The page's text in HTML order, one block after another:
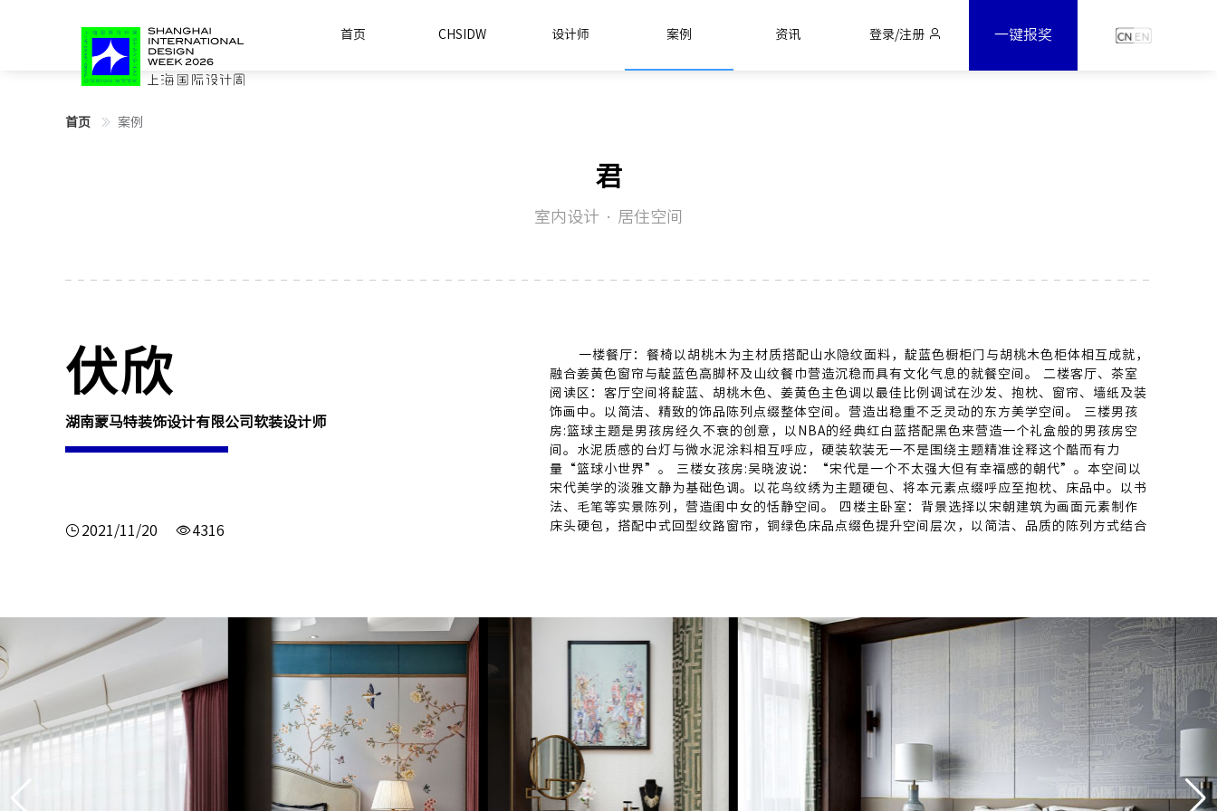
首页 CHSIDW 设计师 案例 资讯 登录/注册 一键报奖
首页 案例
君
室内设计 · 居住空间
伏欣
湖南蒙马特装饰设计有限公司软装设计师
2021/11/20 4316
一楼餐厅：餐椅以胡桃木为主材质搭配山水隐纹面料，靛蓝色橱柜门与胡桃木色柜体相互成就，
融合姜黄色窗帘与靛蓝色高脚杯及山纹餐巾营造沉稳而具有文化气息的就餐空间。 二楼客厅、茶室
阅读区：客厅空间将靛蓝、胡桃木色、姜黄色主色调以最佳比例调试在沙发、抱枕、窗帘、墙纸及装
饰画中。以简洁、精致的饰品陈列点缀整体空间。营造出稳重不乏灵动的东方美学空间。 三楼男孩
房:篮球主题是男孩房经久不衰的创意，以NBA的经典红白蓝搭配黑色来营造一个礼盒般的男孩房空
间。水泥质感的台灯与微水泥涂料相互呼应，硬装软装无一不是围绕主题精准诠释这个酷而有力
量“篮球小世界”。 三楼女孩房:吴晓波说：“宋代是一个不太强大但有幸福感的朝代”。本空间以
宋代美学的淡雅文静为基础色调。以花鸟纹绣为主题硬包、将本元素点缀呼应至抱枕、床品中。以书
法、毛笔等实景陈列，营造闺中女的恬静空间。 四楼主卧室：背景选择以宋朝建筑为画面元素制作
床头硬包，搭配中式回型纹路窗帘，铜绿色床品点缀色提升空间层次，以简洁、品质的陈列方式结合